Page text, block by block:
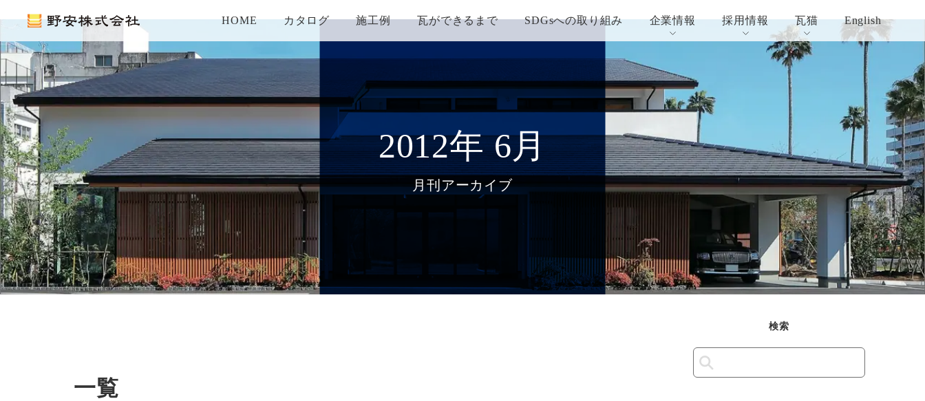
HOME カタログ 施工例 瓦ができるまで SDGsへの取り組み 企業情報 採用情報 瓦猫 English
2012年 6月
月刊アーカイブ
一覧
検索